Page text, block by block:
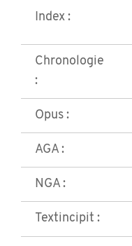
Index :
Chronologie
:
Opus :
AGA :
NGA :
Textincipit :